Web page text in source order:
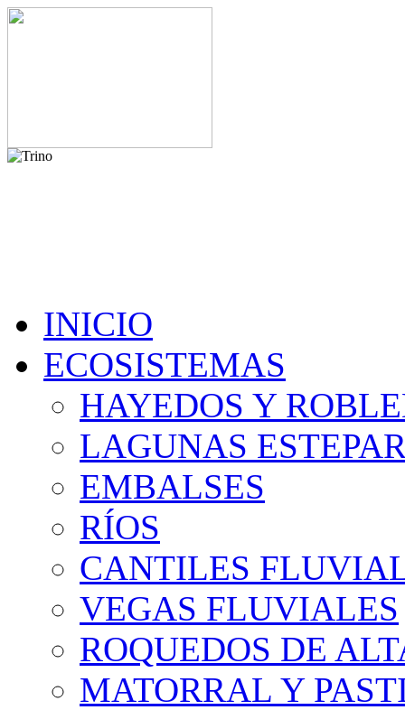
INICIO
ECOSISTEMAS
HAYEDOS Y
LAGUNAS
EMBALSES
RÍOS
CANTILES
VEGAS FLUVIALES
ROQUEDOS DE
MATORRAL Y